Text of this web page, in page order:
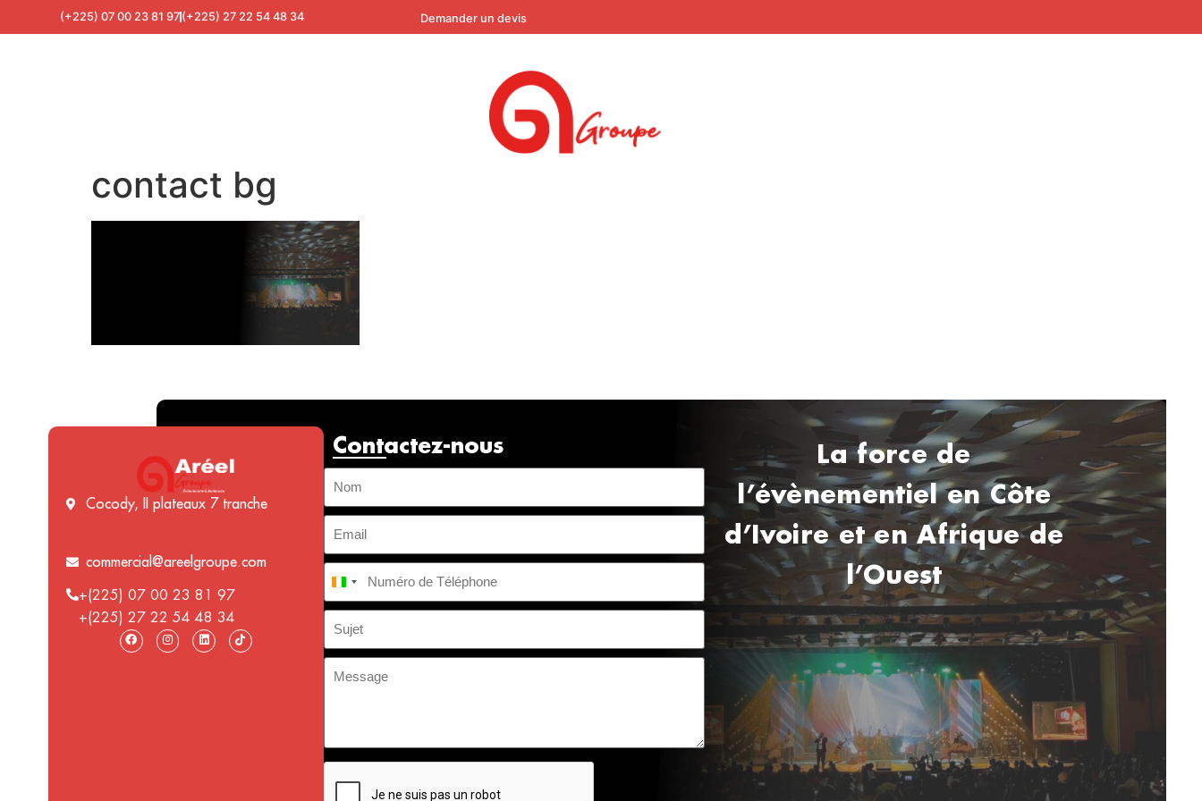
(+225) 07 00 23 81 97 (+225) 27 22 54 48 34 Demander un devis
contact bg
Cocody, II plateaux 7 tranche
commercial@areelgroupe.com
+(225) 07 00 23 81 97
+(225) 27 22 54 48 34
Contactez-nous
Côte d’Ivoire +225
La force de
l’évènementiel en Côte
d’Ivoire et en Afrique de
l’Ouest